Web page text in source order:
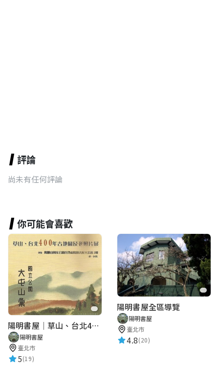
評論
尚未有任何評論
你可能會喜歡
陽明書屋｜草山、台北400年古地圖老照片展｜智慧導覽
陽明書屋
臺北市
5(19)
陽明書屋全區導覽
陽明書屋
臺北市
4.8(20)